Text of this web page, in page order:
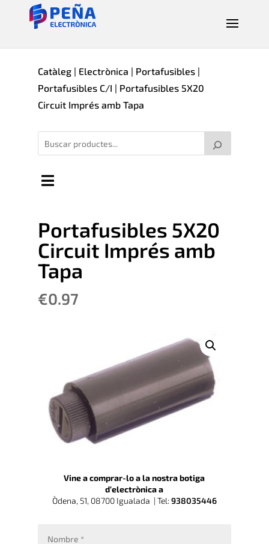
Catàleg| Electrònica | Portafusibles|
Portafusibles C/I | Portafusibles 5X20
Circuit Imprés amb Tapa
Portafusibles 5X20
Circuit Imprés amb
Tapa
€0.97
Vine a comprar-lo a la nostra botiga
d’electrònica a
Òdena, 51, 08700 Igualada | Tel: 938035446